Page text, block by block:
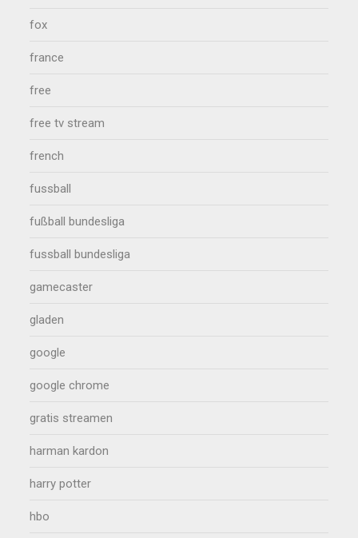
fox
france
free
free tv stream
french
fussball
fußball bundesliga
fussball bundesliga
gamecaster
gladen
google
google chrome
gratis streamen
harman kardon
harry potter
hbo